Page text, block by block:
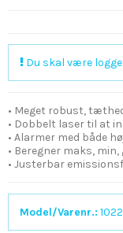
Du skal være
• Meget robust,
• Dobbelt laser til at
• Alarmer med både
• Beregner maks,
• Justerbar
Model/Varenr.: